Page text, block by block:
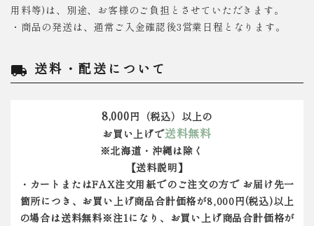
用料等)は、別途、お客様のご負担とさせていただきます。
・商品の発送は、通常ご入金確認後3営業日程となります。
local_shipping 送料・配送について
8,000円（税込）以上の
お買い上げで送料無料
※北海道・沖縄は除く
【送料説明】
・カートまたはFAX注文用紙でのご注文の方で お届け先一
箇所につき、お買い上げ商品合計価格が8,000円(税込)以上
の場合は送料無料※注1になり、お買い上げ商品合計価格が